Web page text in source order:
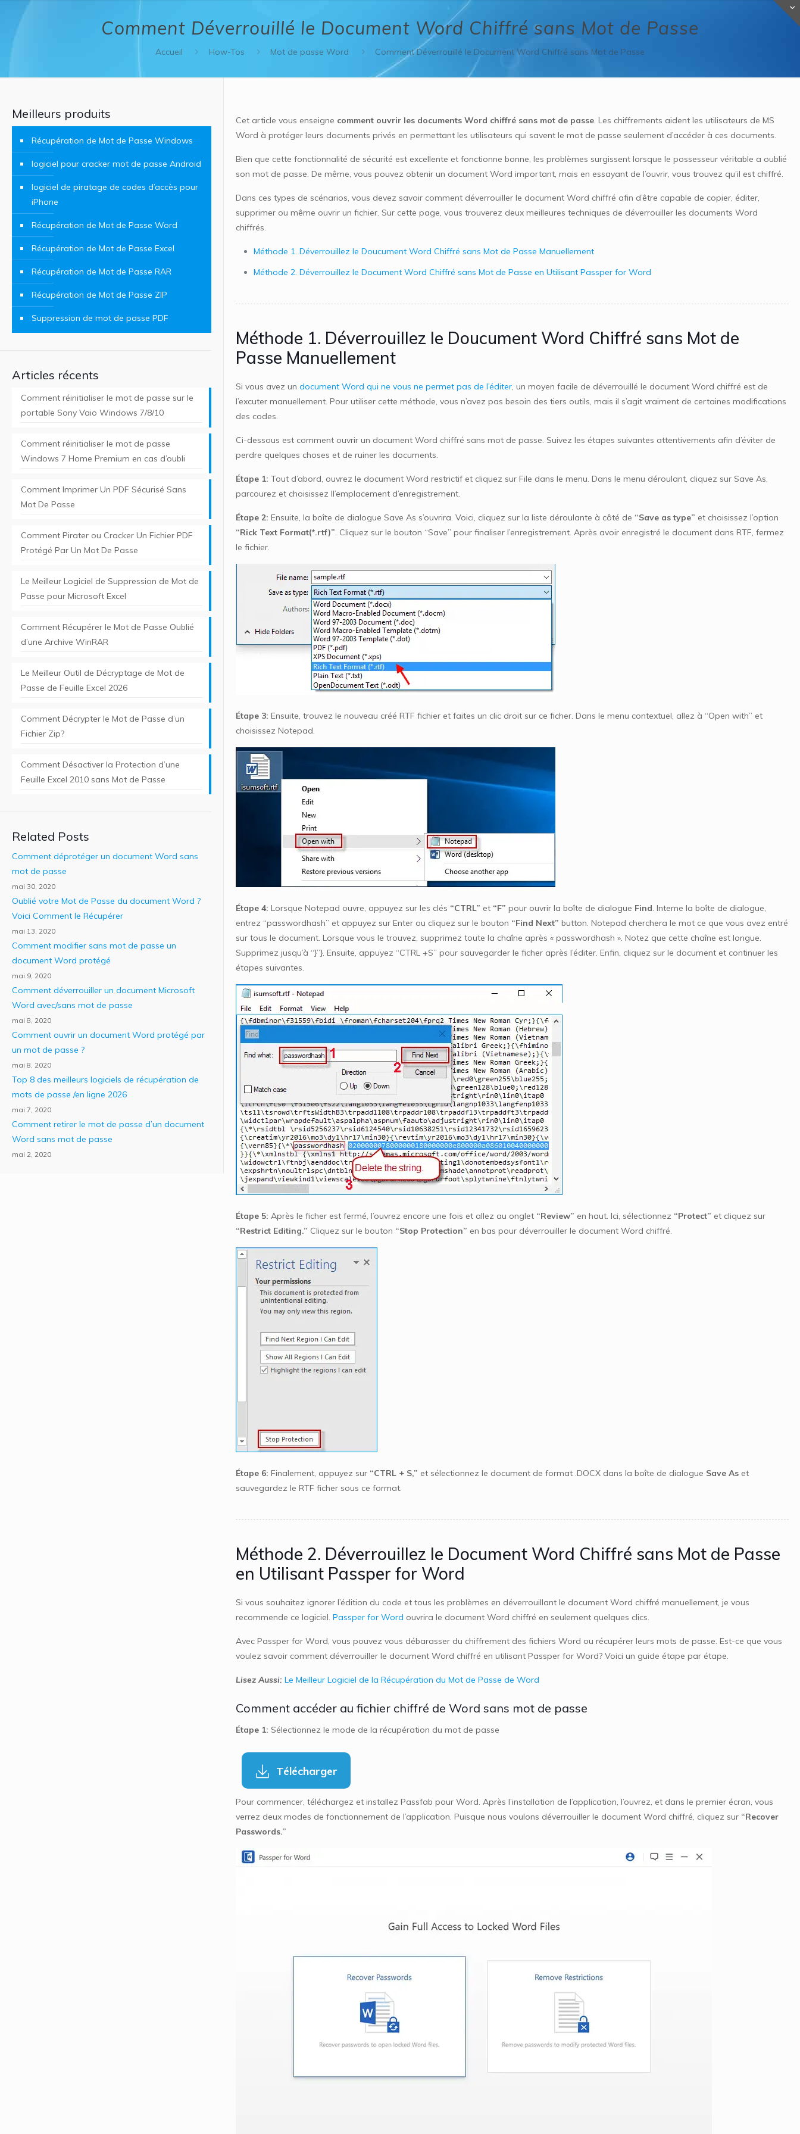
Comment Déverrouillé le Document Word Chiffré sans Mot de Passe
Accueil How-Tos Mot de passe Word Comment Déverrouillé le Document Word Chiffré sans Mot de Passe
Cet article vous enseigne comment ouvrir les documents Word chiffré sans mot de passe. Les chiffrements aident les utilisateurs de MS
Word à protéger leurs documents privés en permettant les utilisateurs qui savent le mot de passe seulement d’accéder à ces documents.
Bien que cette fonctionnalité de sécurité est excellente et fonctionne bonne, les problèmes surgissent lorsque le possesseur véritable a oublié
son mot de passe. De même, vous pouvez obtenir un document Word important, mais en essayant de l’ouvrir, vous trouvez qu’il est chiffré.
Dans ces types de scénarios, vous devez savoir comment déverrouiller le document Word chiffré afin d’être capable de copier, éditer,
supprimer ou même ouvrir un fichier. Sur cette page, vous trouverez deux meilleures techniques de déverrouiller les documents Word
chiffrés.
Méthode 1. Déverrouillez le Doucument Word Chiffré sans Mot de Passe Manuellement
Méthode 2. Déverrouillez le Document Word Chiffré sans Mot de Passe en Utilisant Passper for Word
Méthode 1. Déverrouillez le Doucument Word Chiffré sans Mot de
Passe Manuellement
Si vous avez un document Word qui ne vous ne permet pas de l’éditer, un moyen facile de déverrouillé le document Word chiffré est de
l’excuter manuellement. Pour utiliser cette méthode, vous n’avez pas besoin des tiers outils, mais il s’agit vraiment de certaines modifications
des codes.
Ci-dessous est comment ouvrir un document Word chiffré sans mot de passe. Suivez les étapes suivantes attentivements afin d’éviter de
perdre quelques choses et de ruiner les documents.
Étape 1: Tout d’abord, ouvrez le document Word restrictif et cliquez sur File dans le menu. Dans le menu déroulant, cliquez sur Save As,
parcourez et choisissez ll’emplacement d’enregistrement.
Étape 2: Ensuite, la boîte de dialogue Save As s’ouvrira. Voici, cliquez sur la liste déroulante à côté de “Save as type” et choisissez l’option
“Rick Text Format(*.rtf)”. Cliquez sur le bouton “Save” pour finaliser l’enregistrement. Après avoir enregistré le document dans RTF, fermez
le fichier.
Étape 3: Ensuite, trouvez le nouveau créé RTF fichier et faites un clic droit sur ce ficher. Dans le menu contextuel, allez à “Open with” et
choisissez Notepad.
Étape 4: Lorsque Notepad ouvre, appuyez sur les clés “CTRL” et “F” pour ouvrir la boîte de dialogue Find. Interne la boîte de dialogue,
entrez “passwordhash” et appuyez sur Enter ou cliquez sur le bouton “Find Next” button. Notepad cherchera le mot ce que vous avez entré
sur tous le document. Lorsque vous le trouvez, supprimez toute la chaîne après « passwordhash ». Notez que cette chaîne est longue.
Supprimez jusqu’à “}”}. Ensuite, appuyez “CTRL +S” pour sauvegarder le ficher après l’éditer. Enfin, cliquez sur le document et continuer les
étapes suivantes.
Étape 5: Après le ficher est fermé, l’ouvrez encore une fois et allez au onglet “Review” en haut. Ici, sélectionnez “Protect” et cliquez sur
“Restrict Editing.” Cliquez sur le bouton “Stop Protection” en bas pour déverrouiller le document Word chiffré.
Étape 6: Finalement, appuyez sur “CTRL + S,” et sélectionnez le document de format .DOCX dans la boîte de dialogue Save Aset
sauvegardez le RTF ficher sous ce format.
Méthode 2. Déverrouillez le Document Word Chiffré sans Mot de Passe
en Utilisant Passper for Word
Si vous souhaitez ignorer l’édition du code et tous les problèmes en déverrouillant le document Word chiffré manuellement, je vous
recommende ce logiciel. Passper for Word ouvrira le document Word chiffré en seulement quelques clics.
Avec Passper for Word, vous pouvez vous débarasser du chiffrement des fichiers Word ou récupérer leurs mots de passe. Est-ce que vous
voulez savoir comment déverrouiller le document Word chiffré en utilisant Passper for Word? Voici un guide étape par étape.
Lisez Aussi: Le Meilleur Logiciel de la Récupération du Mot de Passe de Word
Comment accéder au fichier chiffré de Word sans mot de passe
Étape 1: Sélectionnez le mode de la récupération du mot de passe
Télécharger
Pour commencer, téléchargez et installez Passfab pour Word. Après l’installation de l’application, l’ouvrez, et dans le premier écran, vous
verrez deux modes de fonctionnement de l’application. Puisque nous voulons déverrouiller le document Word chiffré, cliquez sur “Recover
Passwords.”
Meilleurs produits
Récupération de Mot de Passe Windows
logiciel pour cracker mot de passe Android
logiciel de piratage de codes d’accès pour
iPhone
Récupération de Mot de Passe Word
Récupération de Mot de Passe Excel
Récupération de Mot de Passe RAR
Récupération de Mot de Passe ZIP
Suppression de mot de passe PDF
Articles récents
Comment réinitialiser le mot de passe sur le
portable Sony Vaio Windows 7/8/10
Comment réinitialiser le mot de passe
Windows 7 Home Premium en cas d’oubli
Comment Imprimer Un PDF Sécurisé Sans
Mot De Passe
Comment Pirater ou Cracker Un Fichier PDF
Protégé Par Un Mot De Passe
Le Meilleur Logiciel de Suppression de Mot de
Passe pour Microsoft Excel
Comment Récupérer le Mot de Passe Oublié
d’une Archive WinRAR
Le Meilleur Outil de Décryptage de Mot de
Passe de Feuille Excel 2026
Comment Décrypter le Mot de Passe d’un
Fichier Zip?
Comment Désactiver la Protection d’une
Feuille Excel 2010 sans Mot de Passe
Related Posts
Comment déprotéger un document Word sans
mot de passe
mai 30, 2020
Oublié votre Mot de Passe du document Word ?
Voici Comment le Récupérer
mai 13, 2020
Comment modifier sans mot de passe un
document Word protégé
mai 9, 2020
Comment déverrouiller un document Microsoft
Word avec/sans mot de passe
mai 8, 2020
Comment ouvrir un document Word protégé par
un mot de passe ?
mai 8, 2020
Top 8 des meilleurs logiciels de récupération de
mots de passe /en ligne 2026
mai 7, 2020
Comment retirer le mot de passe d’un document
Word sans mot de passe
mai 2, 2020